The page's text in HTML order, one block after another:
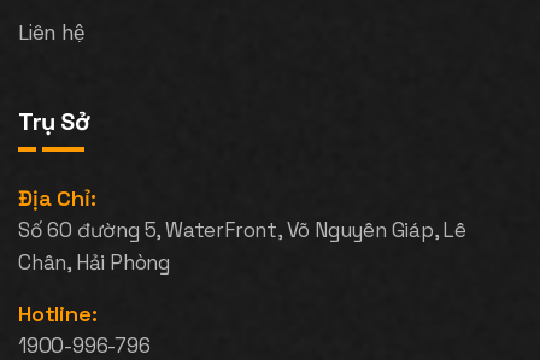
Liên hệ
Trụ Sở
Địa Chỉ:
Số 60 đường 5, WaterFront, Võ Nguyên Giáp, Lê
Chân, Hải Phòng
Hotline:
1900-996-796